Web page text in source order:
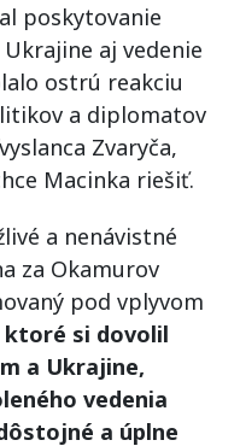
poskytovanie
aj vedenie
ostrú reakciu
a diplomatov
Zvaryča,
Macinka riešiť.
a nenávistné
za Okamurov
pod vplyvom
ktoré si dovolil
a Ukrajine,
vedenia
a úplne